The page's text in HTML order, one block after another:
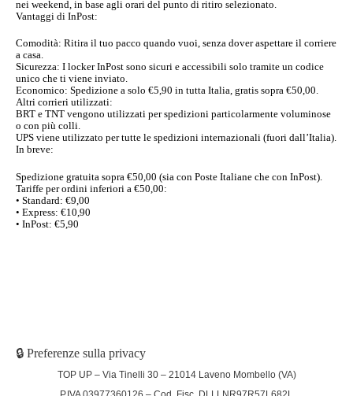
nei weekend, in base agli orari del punto di ritiro selezionato.
Vantaggi di InPost:
Comodità: Ritira il tuo pacco quando vuoi, senza dover aspettare il corriere
a casa.
Sicurezza: I locker InPost sono sicuri e accessibili solo tramite un codice
unico che ti viene inviato.
Economico: Spedizione a solo €5,90 in tutta Italia, gratis sopra €50,00.
Altri corrieri utilizzati:
BRT e TNT vengono utilizzati per spedizioni particolarmente voluminose
o con più colli.
UPS viene utilizzato per tutte le spedizioni internazionali (fuori dall’Italia).
In breve:
Spedizione gratuita sopra €50,00 (sia con Poste Italiane che con InPost).
Tariffe per ordini inferiori a €50,00:
• Standard: €9,00
• Express: €10,90
• InPost: €5,90
🔒 Preferenze sulla privacy
TOP UP – Via Tinelli 30 – 21014 Laveno Mombello (VA)